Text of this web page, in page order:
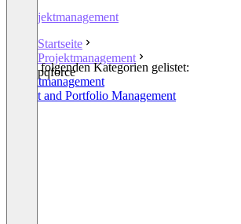
Projektmanagement
Startseite
Projektmanagement
pqforce
In den folgenden Kategorien gelistet:
Projektmanagement
Project and Portfolio Management